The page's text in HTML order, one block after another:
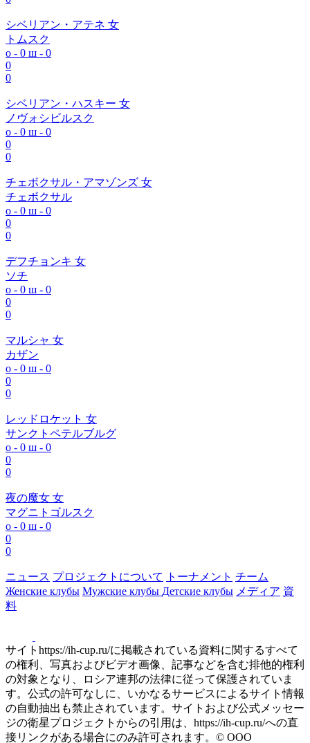
シベリアン・アテネ 女
トムスク
о - 0 ш - 0
0
0
シベリアン・ハスキー 女
ノヴォシビルスク
о - 0 ш - 0
0
0
チェボクサル・アマゾンズ 女
チェボクサル
о - 0 ш - 0
0
0
デフチョンキ 女
ソチ
о - 0 ш - 0
0
0
マルシャ 女
カザン
о - 0 ш - 0
0
0
レッドロケット 女
サンクトペテルブルグ
о - 0 ш - 0
0
0
夜の魔女 女
マグニトゴルスク
о - 0 ш - 0
0
0
ニュース プロジェクトについて トーナメント チーム
Женские клубы Мужские клубы Детские клубы メディア 資
料
サイトhttps://ih-cup.ru/に掲載されている資料に関するすべて
の権利、写真およびビデオ画像、記事などを含む排他的権利
の対象となり、ロシア連邦の法律に従って保護されていま
す。公式の許可なしに、いかなるサービスによるサイト情報
の自動抽出も禁止されています。サイトおよび公式メッセー
ジの衛星プロジェクトからの引用は、https://ih-cup.ru/への直
接リンクがある場合にのみ許可されます。© ООО